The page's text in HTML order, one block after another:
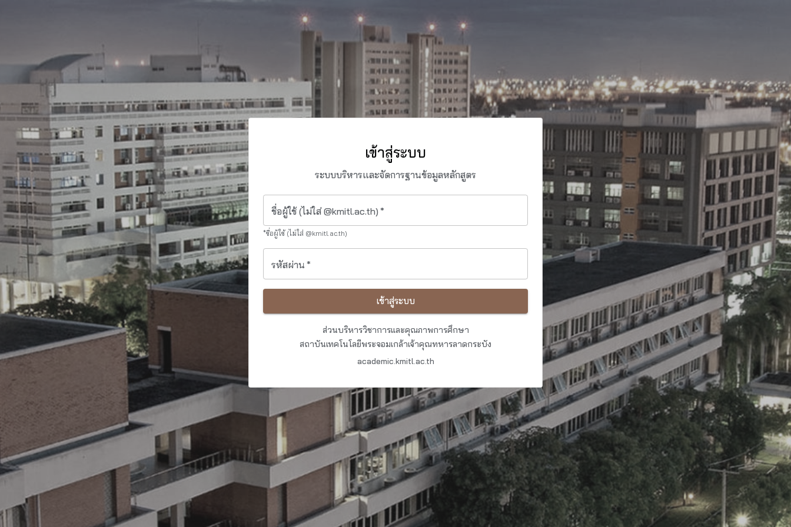
เข้าสู่ระบบ
ระบบบริหารและจัดการฐานข้อมูลหลักสูตร
ชื่อผู้ใช้ (ไม่ใส่ @kmitl.ac.th) *
*ชื่อผู้ใช้ (ไม่ใส่ @kmitl.ac.th)
รหัสผ่าน *
เข้าสู่ระบบ
ส่วนบริหารวิชาการและคุณภาพการศึกษา
สถาบันเทคโนโลยีพระจอมเกล้าเจ้าคุณทหารลาดกระบัง
academic.kmitl.ac.th